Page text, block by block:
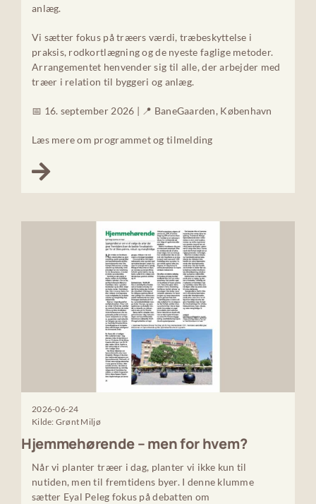
anlæg.
Vi sætter fokus på træers værdi, træbeskyttelse i
praksis, rodkortlægning og de nyeste faglige metoder.
Arrangementet henvender sig til alle, der arbejder med
træer i relation til byggeri og anlæg.
📅 16. september 2026 | 📍 BaneGaarden, København
Læs mere om programmet og tilmelding
2026-06-24
Kilde: Grønt Miljø
Hjemmehørende – men for hvem?
Når vi planter træer i dag, planter vi ikke kun til
nutiden, men til fremtidens byer. I denne klumme
sætter Eyal Peleg fokus på debatten om